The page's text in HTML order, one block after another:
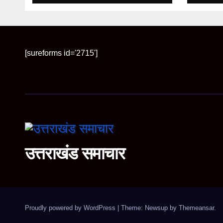
रफ्तार
[sureforms id='2715']
उत्तराखंड समाचार
Proudly powered by WordPress Theme: Newsup by Themeansar.